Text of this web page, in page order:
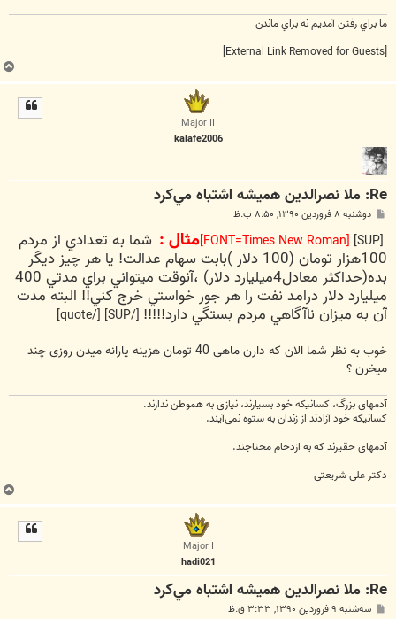
ما براي رفتن آمديم نه براي ماندن
[External Link Removed for Guests]
Major II
kalafe2006
Re: ملا نصرالدين هميشه اشتباه مي‌كرد
ت
دوشنبه ۸ فروردین ۱۳۹۰, ۸:۵۰ ب.ظ
[SUP]
[FONT=Times New Roman] مثال : شما به تعدادي از مردم
100هزار تومان (100 دلار )بابت سهام عدالت! يا هر چيز ديگر
بده(حداكثر معادل4ميليارد دلار) ،آنوقت ميتواني براي مدتي 400
ميليارد دلار درامد نفت را هر جور خواستي خرج كني!! البته مدت
آن به ميزان ناآگاهي مردم بستگي دارد!!!!! [/SUP] [/quote]
خوب به نظر شما الان که دارن ماهی 40 تومان هزینه یارانه میدن روزی چند
میخرن ؟
آدمهای بزرگ، کسانیکه خود بسیارند، نیازی به هموطن ندارند.
کسانیکه خود آزادند از زندان به ستوه نمی‌آیند.
آدمهای حقیرند که به ازدحام محتاجند.
دکتر علی شریعتی
Major I
hadi021
Re: ملا نصرالدين هميشه اشتباه مي‌كرد
سه‌شنبه ۹ فروردین ۱۳۹۰, ۳:۳۳ ق.ظ